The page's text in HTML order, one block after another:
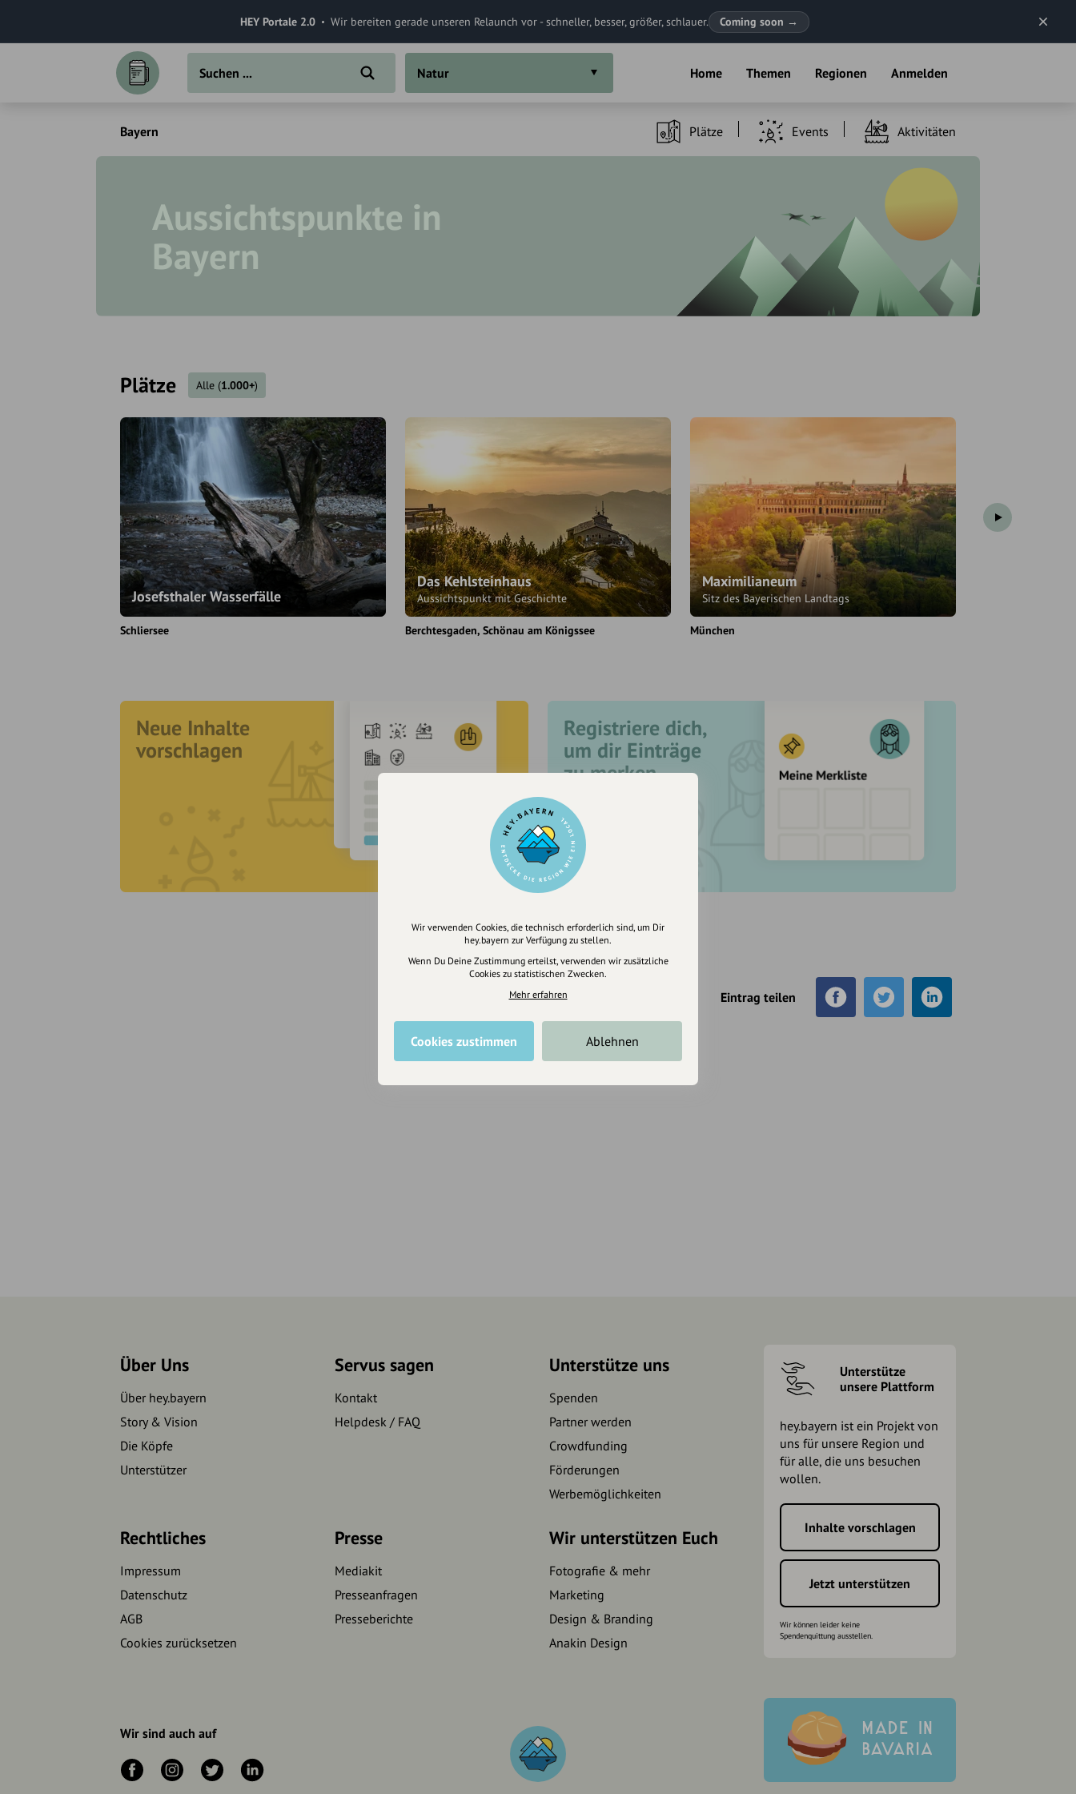
HEY Portale 2.0 Wir bereiten gerade unseren Relaunch vor - schneller, besser, größer, schlauer. Coming soon →
Home Themen Regionen Anmelden
Natur
Bayern Plätze Events Aktivitäten
Aussichtspunkte in
Bayern
Plätze Alle (1.000+)
Josefsthaler Wasserfälle
Schliersee
Das Kehlsteinhaus
Aussichtspunkt mit Geschichte
Berchtesgaden Schönau am Königssee
Maximilianeum
Sitz des Bayerischen Landtags
München
Neue Inhalte
vorschlagen
Registriere dich,
um dir Einträge
zu merken
Eintrag teilen
Über Uns
Über hey.bayern
Story & Vision
Die Köpfe
Unterstützer
Servus sagen
Kontakt
Helpdesk / FAQ
Unterstütze uns
Spenden
Partner werden
Crowdfunding
Förderungen
Werbemöglichkeiten
Rechtliches
Impressum
Datenschutz
AGB
Cookies zurücksetzen
Presse
Mediakit
Presseanfragen
Presseberichte
Wir unterstützen Euch
Fotografie & mehr
Marketing
Design & Branding
Anakin Design
Unterstütze
unsere Plattform
hey.bayern ist ein Projekt von
uns für unsere Region und
für alle, die uns besuchen
wollen.
Inhalte vorschlagen
Jetzt unterstützen
Wir können leider keine
Spendenquittung ausstellen.
Wir sind auch auf
Wir verwenden Cookies, die technisch erforderlich sind, um Dir
hey.bayern zur Verfügung zu stellen.
Wenn Du Deine Zustimmung erteilst, verwenden wir zusätzliche
Cookies zu statistischen Zwecken.
Mehr erfahren
Cookies zustimmen Ablehnen